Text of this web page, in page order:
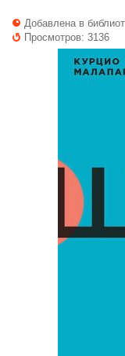
Добавлена в
Просмотров: 3136